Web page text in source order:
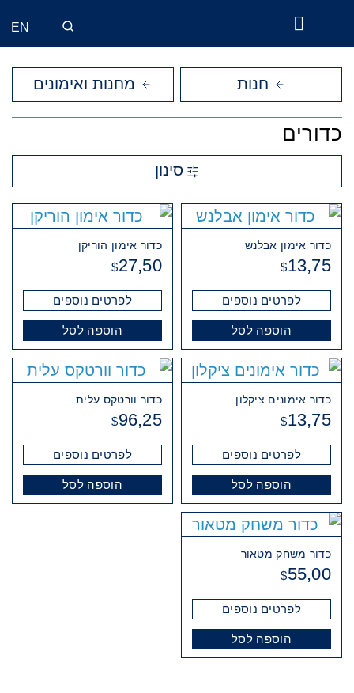
EN
חנות מחנות ואימונים
כדורים
סינון
כדור אימון אבלנש
$13,75
לפרטים נוספים
הוספה לסל
כדור אימון הוריקן
$27,50
לפרטים נוספים
הוספה לסל
כדור אימונים ציקלון
$13,75
לפרטים נוספים
הוספה לסל
כדור וורטקס עלית
$96,25
לפרטים נוספים
הוספה לסל
כדור משחק מטאור
$55,00
לפרטים נוספים
הוספה לסל